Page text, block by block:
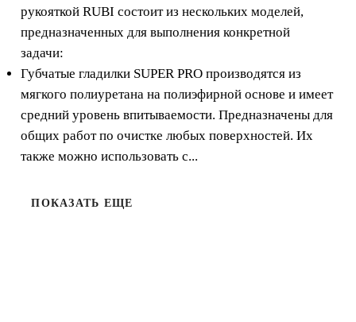
Гамма губчатых гладилок со сменной рукояткой
RUBI обеспечивает все потребности
профессионального укладчика плитки при работах
по очистке.
рукояткой RUBI состоит из нескольких моделей,
предназначенных для выполнения конкретной
задачи:
Губчатые гладилки SUPER PRO производятся из
мягкого полиуретана на полиэфирной основе и имеет
средний уровень впитываемости. Предназначены для
общих работ по очистке любых поверхностей. Их
также можно использовать с...
ПОКАЗАТЬ ЕЩЕ